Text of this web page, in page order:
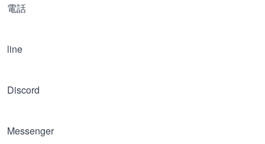
電話
line
Discord
Messenger